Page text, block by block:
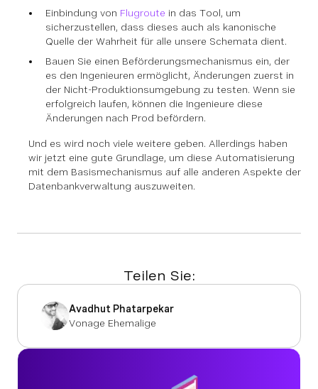
Einbindung von Flugroute in das Tool, um
sicherzustellen, dass dieses auch als kanonische
Quelle der Wahrheit für alle unsere Schemata dient.
Bauen Sie einen Beförderungsmechanismus ein, der
es den Ingenieuren ermöglicht, Änderungen zuerst in
der Nicht-Produktionsumgebung zu testen. Wenn sie
erfolgreich laufen, können die Ingenieure diese
Änderungen nach Prod befördern.
Und es wird noch viele weitere geben. Allerdings haben
wir jetzt eine gute Grundlage, um diese Automatisierung
mit dem Basismechanismus auf alle anderen Aspekte der
Datenbankverwaltung auszuweiten.
Teilen Sie:
Avadhut Phatarpekar
Vonage Ehemalige